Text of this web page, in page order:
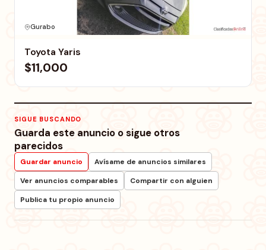
Gurabo
Toyota Yaris
$11,000
SIGUE BUSCANDO
Guarda este anuncio o sigue otros
parecidos
Guardar anuncio
Avísame de anuncios similares
Ver anuncios comparables
Compartir con alguien
Publica tu propio anuncio